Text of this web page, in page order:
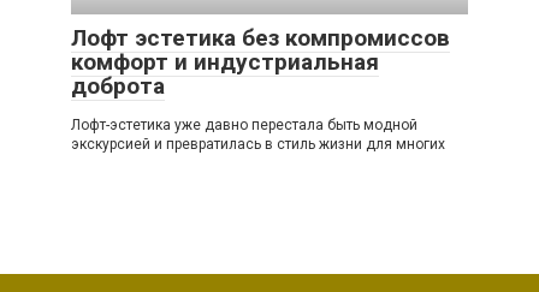
Лофт эстетика без компромиссов
комфорт и индустриальная
доброта
Лофт-эстетика уже давно перестала быть модной
экскурсией и превратилась в стиль жизни для многих